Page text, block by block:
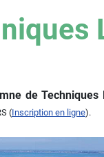
de
(Inscription en ligne).